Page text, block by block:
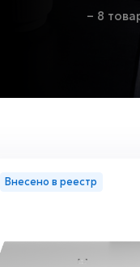
– 8
Внесено в реестр